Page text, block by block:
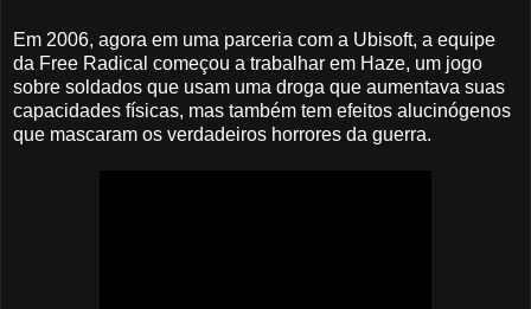
Em 2006, agora em uma parceria com a Ubisoft, a equipe
da Free Radical começou a trabalhar em Haze, um jogo
sobre soldados que usam uma droga que aumentava suas
capacidades físicas, mas também tem efeitos alucinógenos
que mascaram os verdadeiros horrores da guerra.